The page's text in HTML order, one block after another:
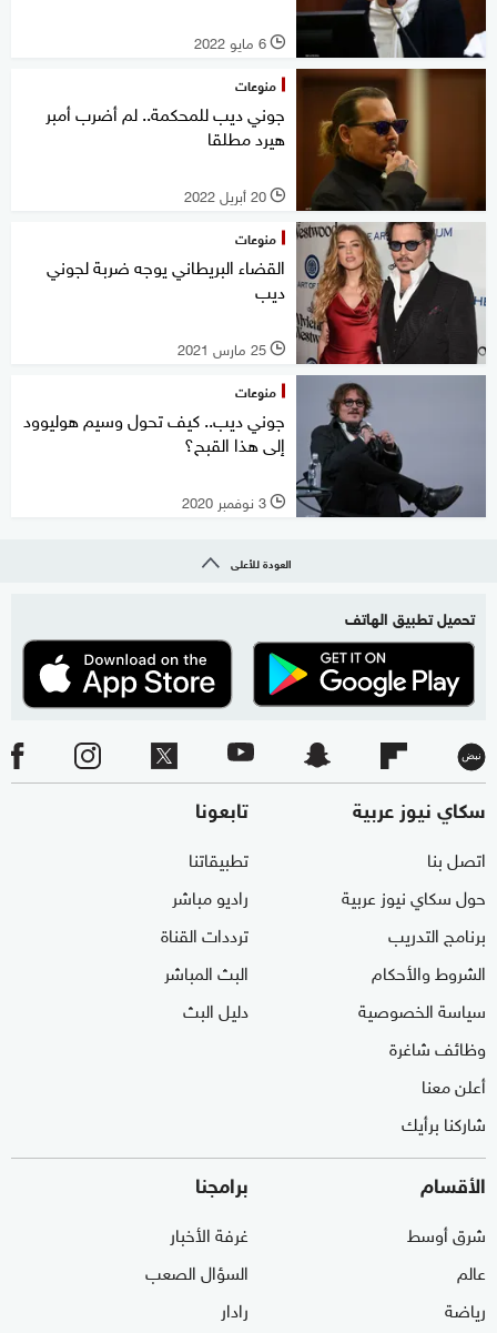
l 6 مايو 2022
منوعات
جوني ديب للمحكمة.. لم أضرب أمبر
هيرد مطلقا
l 20 أبريل 2022
منوعات
القضاء البريطاني يوجه ضربة لجوني
ديب
l 25 مارس 2021
منوعات
جوني ديب.. كيف تحول وسيم هوليوود
إلى هذا القبح؟
l 3 نوفمبر 2020
العودة للأعلى
تحميل تطبيق الهاتف
سكاي نيوز عربية
اتصل بنا
حول سكاي نيوز عربية
برنامج التدريب
الشروط والأحكام
سياسة الخصوصية
وظائف شاغرة
أعلن معنا
شاركنا برأيك
تابعونا
تطبيقاتنا
راديو مباشر
ترددات القناة
البث المباشر
دليل البث
الأقسام
شرق أوسط
عالم
رياضة
برامجنا
غرفة الأخبار
السؤال الصعب
رادار